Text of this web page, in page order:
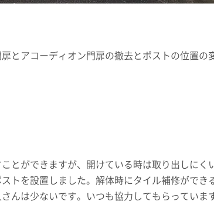
とアコーディオン門扉の撤去とポストの位置の
とができますが、開けている時は取り出しにく
トを設置しました。解体時にタイル補修がで
んは少ないです。いつも協力してもらっていま